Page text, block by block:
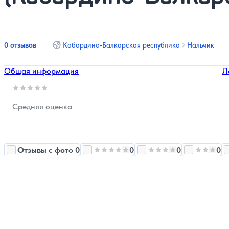
Кабардино-Балкарская республика Нальчик
0 отзывов
Общая информация
Средняя оценка
Оценка, количество звезд:
Отзывы с фото 0 Оценка, количество звезд: 5
0 Оценка, количество
0 Оценка,
0